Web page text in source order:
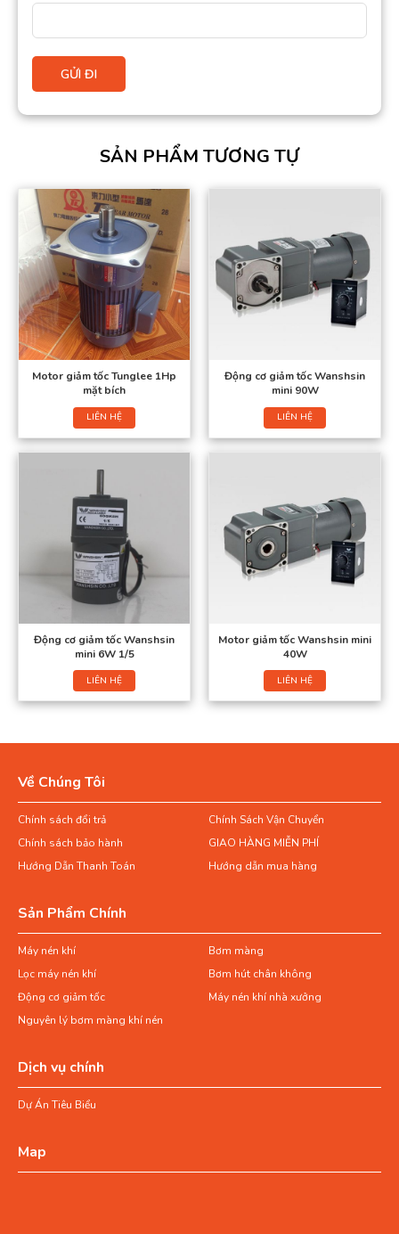
SẢN PHẨM TƯƠNG TỰ
Motor giảm tốc Tunglee 1Hp
mặt bích
LIÊN HỆ
Động cơ giảm tốc Wanshsin
mini 90W
LIÊN HỆ
Động cơ giảm tốc Wanshsin
mini 6W 1/5
LIÊN HỆ
Motor giảm tốc Wanshsin mini
40W
LIÊN HỆ
Về Chúng Tôi
Chính sách đổi trả
Chính Sách Vận Chuyển
Chính sách bảo hành
GIAO HÀNG MIỄN PHÍ
Hướng Dẫn Thanh Toán
Hướng dẫn mua hàng
Sản Phẩm Chính
Máy nén khí
Bơm màng
Lọc máy nén khí
Bơm hút chân không
Động cơ giảm tốc
Máy nén khí nhà xưởng
Nguyên lý bơm màng khí nén
Dịch vụ chính
Dự Án Tiêu Biểu
Map